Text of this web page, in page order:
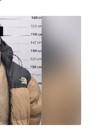
un cuchillo e intentó
con prisión efectiva